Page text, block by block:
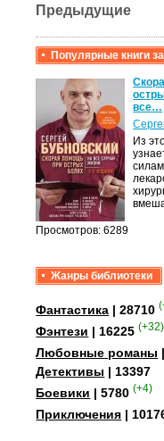
Предыдущие
Популярные книги
Просмотров: 6289
все…
Из
Жанры библиотеки
Фантастика | 28710
Фэнтези | 16225 (+32)
Любовные романы
Детективы | 13397
Боевики | 5780 (+4)
Приключения |